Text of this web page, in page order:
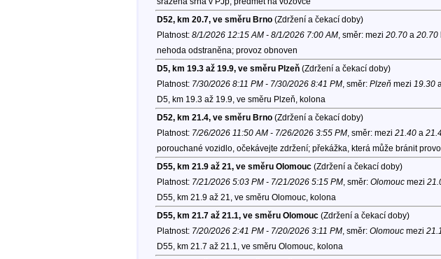
D52, km 20.7, ve směru Brno(Zdržení a čekací doby)
Platnost: 8/1/2026 12:15 AM - 8/1/2026 7:00 AM, směr: mezi 20.70a 20.70
nehoda odstraněna; provoz obnoven
D5, km 19.3 až 19.9, ve směru Plzeň(Zdržení a čekací doby)
Platnost: 7/30/2026 8:11 PM - 7/30/2026 8:41 PM, směr: Plzeňmezi 19.30
D5, km 19.3 až 19.9, ve směru Plzeň, kolona
D52, km 21.4, ve směru Brno(Zdržení a čekací doby)
Platnost: 7/26/2026 11:50 AM - 7/26/2026 3:55 PM, směr: mezi 21.40a
porouchané vozidlo, očekávejte zdržení; překážka, která může bránit
D55, km 21.9 až 21, ve směru Olomouc(Zdržení a čekací doby)
Platnost: 7/21/2026 5:03 PM - 7/21/2026 5:15 PM, směr: Olomoucmezi
D55, km 21.9 až 21, ve směru Olomouc, kolona
D55, km 21.7 až 21.1, ve směru Olomouc(Zdržení a čekací doby)
Platnost: 7/20/2026 2:41 PM - 7/20/2026 3:11 PM, směr: Olomoucmezi
D55, km 21.7 až 21.1, ve směru Olomouc, kolona